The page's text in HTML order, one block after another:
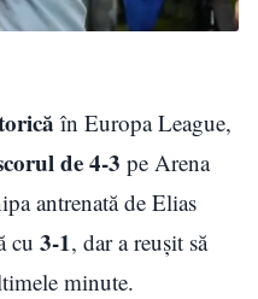
în Europa League,
de 4-3 pe Arena
antrenată de Elias
cu 3-1, dar a reușit să
minute.